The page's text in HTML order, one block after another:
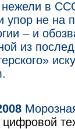
нежели в
упор не на
– и
из
цифровой